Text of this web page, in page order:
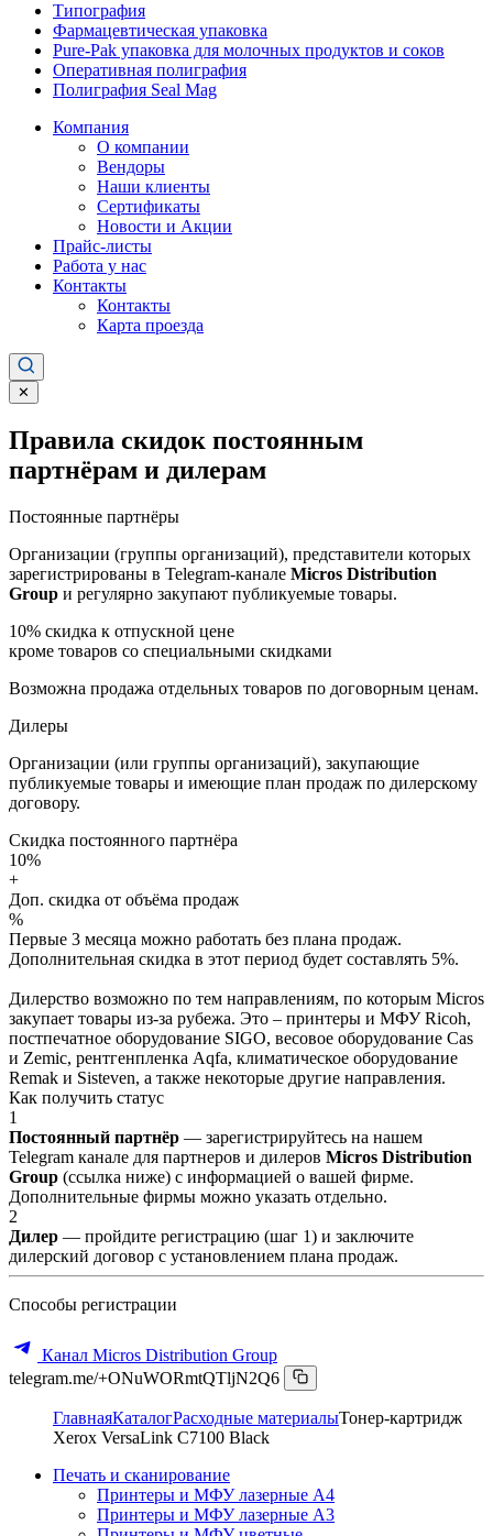
Типография
Фармацевтическая упаковка
Pure-Pak упаковка для молочных продуктов и соков
Оперативная полиграфия
Полиграфия Seal Mag
Компания
О компании
Вендоры
Наши клиенты
Сертификаты
Новости и Акции
Прайс-листы
Работа у нас
Контакты
Контакты
Карта проезда
✕
Правила скидок постоянным
партнёрам и дилерам
Постоянные партнёры
Организации (группы организаций), представители которых
зарегистрированы в Telegram-канале Micros Distribution
Group и регулярно закупают публикуемые товары.
10% скидка к отпускной цене
кроме товаров со специальными скидками
Возможна продажа отдельных товаров по договорным ценам.
Дилеры
Организации (или группы организаций), закупающие
публикуемые товары и имеющие план продаж по дилерскому
договору.
Скидка постоянного партнёра
10%
+
Доп. скидка от объёма продаж
%
Первые 3 месяца можно работать без плана продаж.
Дополнительная скидка в этот период будет составлять 5%.
Дилерство возможно по тем направлениям, по которым Micros
закупает товары из-за рубежа. Это – принтеры и МФУ Ricoh,
постпечатное оборудование SIGO, весовое оборудование Cas
и Zemic, рентгенпленка Aqfa, климатическое оборудование
Remak и Sisteven, а также некоторые другие направления.
Как получить статус
1
Постоянный партнёр — зарегистрируйтесь на нашем
Telegram канале для партнеров и дилеров Micros Distribution
Group (ссылка ниже) с информацией о вашей фирме.
Дополнительные фирмы можно указать отдельно.
2
Дилер — пройдите регистрацию (шаг 1) и заключите
дилерский договор с установлением плана продаж.
Способы регистрации
Канал Micros Distribution Group
telegram.me/+ONuWORmtQTljN2Q6
ГлавнаяКаталогРасходные материалыТонер-картридж
Xerox VersaLink C7100 Black
Печать и сканирование
Принтеры и МФУ лазерные А4
Принтеры и МФУ лазерные А3